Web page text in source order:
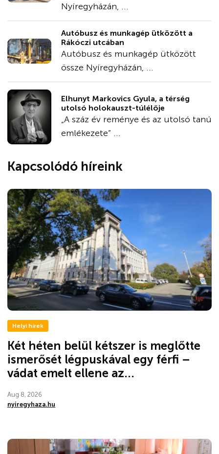
Nyíregyházán, ...
Autóbusz és munkagép ütközött a
Rákóczi utcában
Autóbusz és munkagép ütközött
össze Nyíregyházán, ...
Elhunyt Markovics Gyula, a térség
utolsó holokauszt-túlélője
„A száz év reménye és az utolsó tanú
emlékezete” ...
Kapcsolódó híreink
Helyi hírek
Két héten belül kétszer is meglőtte
ismerősét légpuskával egy férfi –
vádat emelt ellene az...
Aug 8, 2026
nyiregyhaza.hu